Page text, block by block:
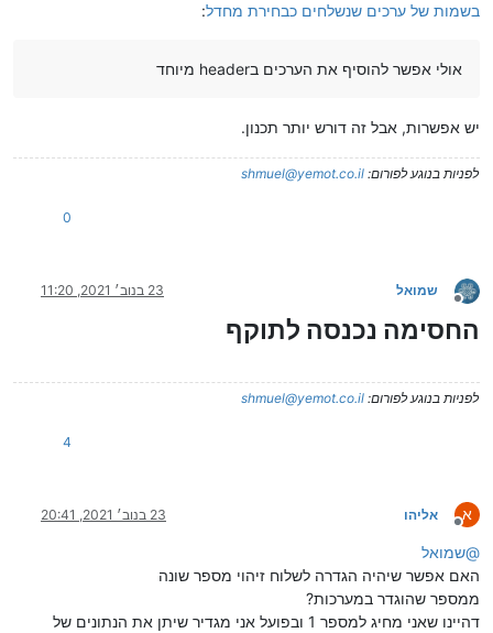
בשמות של ערכים שנשלחים כבחירת מחדל:
אולי אפשר להוסיף את הערכים בheader מיוחד
יש אפשרות, אבל זה דורש יותר תכנון.
לפניות בנוגע לפורום: shmuel@yemot.co.il
0
מנותק
שמואל 23 בנוב׳ 2021, 11:20
החסימה נכנסה לתוקף
לפניות בנוגע לפורום: shmuel@yemot.co.il
4
א
מנותק
אליהו 23 בנוב׳ 2021, 20:41
@שמואל
האם אפשר שיהיה הגדרה לשלוח זיהוי מספר שונה
ממספר שהוגדר במערכות?
דהיינו שאני מחיג למספר 1 ובפועל אני מגדיר שיתן את הנתונים של